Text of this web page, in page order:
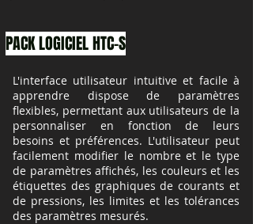
PACK LOGICIEL HTC-S
L'interface utilisateur intuitive et facile à
apprendre dispose de paramètres
flexibles, permettant aux utilisateurs de la
personnaliser en fonction de leurs
besoins et préférences. L'utilisateur peut
facilement modifier le nombre et le type
de paramètres affichés, les couleurs et les
étiquettes des graphiques de courants et
de pressions, les limites et les tolérances
des paramètres mesurés.